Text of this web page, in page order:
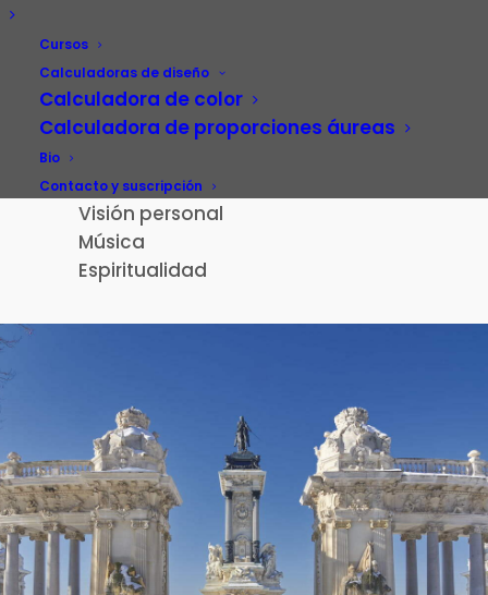
Cursos
Calculadoras de diseño
Calculadora de color
Calculadora de proporciones áureas
Bio
Contacto y suscripción
Carrera profesional
Fotografía
Patrimonio cultural
Paisaje de la Luz
El Retiro – RetiroExperience
Visión personal
Música
Espiritualidad